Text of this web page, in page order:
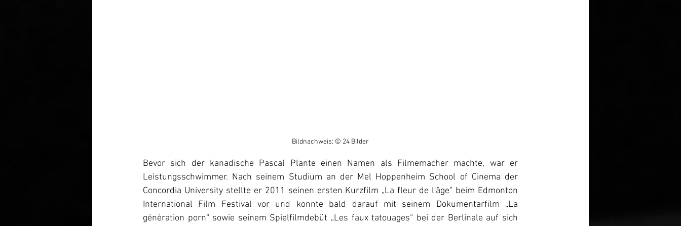
Bildnachweis: © 24 Bilder
Bevor sich der kanadische Pascal Plante einen Namen als Filmemacher machte, war er
Leistungsschwimmer. Nach seinem Studium an der Mel Hoppenheim School of Cinema der
Concordia University stellte er 2011 seinen ersten Kurzfilm „La fleur de l'âge“ beim Edmonton
International Film Festival vor und konnte bald darauf mit seinem Dokumentarfilm „La
génération porn“ sowie seinem Spielfilmdebüt „Les faux tatouages“ bei der Berlinale auf sich